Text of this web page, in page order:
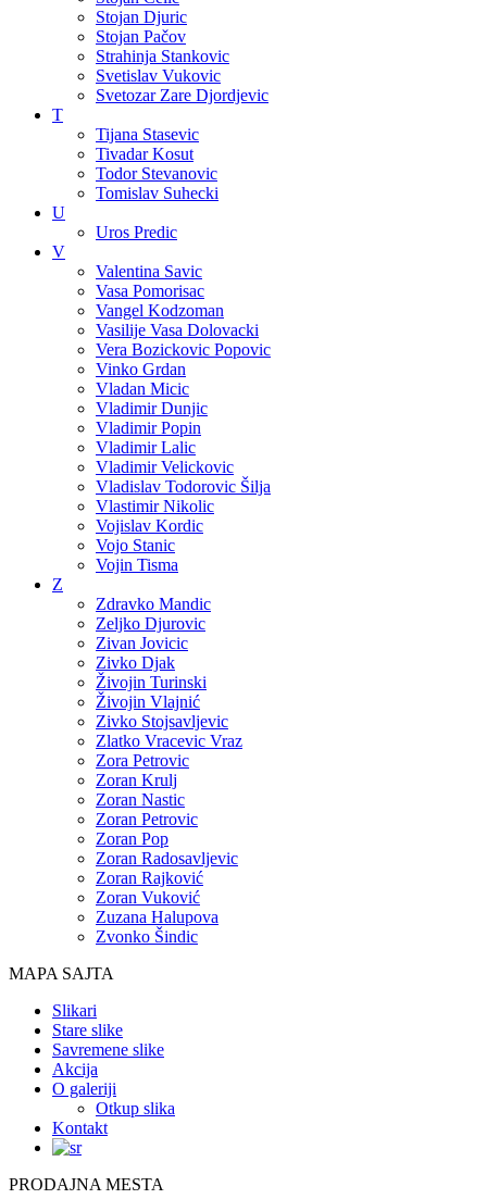
Stojan Djuric
Stojan Pačov
Strahinja Stankovic
Svetislav Vukovic
Svetozar Zare Djordjevic
T
Tijana Stasevic
Tivadar Kosut
Todor Stevanovic
Tomislav Suhecki
U
Uros Predic
V
Valentina Savic
Vasa Pomorisac
Vangel Kodzoman
Vasilije Vasa Dolovacki
Vera Bozickovic Popovic
Vinko Grdan
Vladan Micic
Vladimir Dunjic
Vladimir Popin
Vladimir Lalic
Vladimir Velickovic
Vladislav Todorovic Šilja
Vlastimir Nikolic
Vojislav Kordic
Vojo Stanic
Vojin Tisma
Z
Zdravko Mandic
Zeljko Djurovic
Zivan Jovicic
Zivko Djak
Živojin Turinski
Živojin Vlajnić
Zivko Stojsavljevic
Zlatko Vracevic Vraz
Zora Petrovic
Zoran Krulj
Zoran Nastic
Zoran Petrovic
Zoran Pop
Zoran Radosavljevic
Zoran Rajković
Zoran Vuković
Zuzana Halupova
Zvonko Šindic
MAPA SAJTA
Slikari
Stare slike
Savremene slike
Akcija
O galeriji
Otkup slika
Kontakt
PRODAJNA MESTA